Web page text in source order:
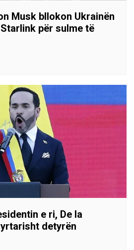
Musk bllokon Ukrainën
për sulme të
e ri, De la
detyrën